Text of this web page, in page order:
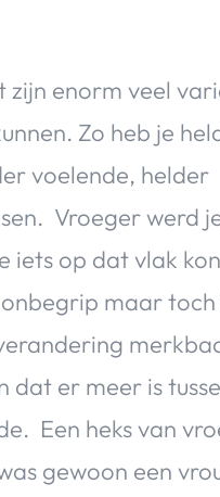
zijn enorm veel
Zo heb je
voelende, helder
Vroeger werd
iets op dat vlak
maar toch
dat er meer is
Een heks van
gewoon een